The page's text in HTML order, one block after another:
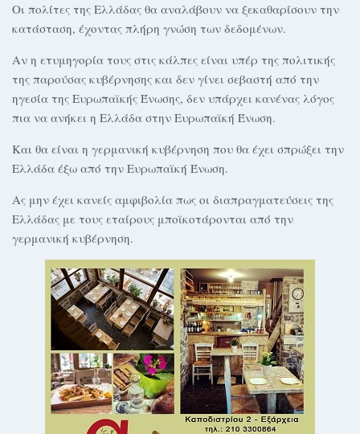
Οι πολίτες της Ελλάδας θα αναλάβουν να ξεκαθαρίσουν την
κατάσταση, έχοντας πλήρη γνώση των δεδομένων.
Αν η ετυμηγορία τους στις κάλπες είναι υπέρ της πολιτικής
της παρούσας κυβέρνησης και δεν γίνει σεβαστή από την
ηγεσία της Ευρωπαϊκής Ένωσης, δεν υπάρχει κανένας λόγος
πια να ανήκει η Ελλάδα στην Ευρωπαϊκή Ένωση.
Και θα είναι η γερμανική κυβέρνηση που θα έχει σπρώξει την
Ελλάδα έξω από την Ευρωπαϊκή Ένωση.
Ας μην έχει κανείς αμφιβολία πως οι διαπραγματεύσεις της
Ελλάδας με τους εταίρους μποϊκοτάρονται από την
γερμανική κυβέρνηση.